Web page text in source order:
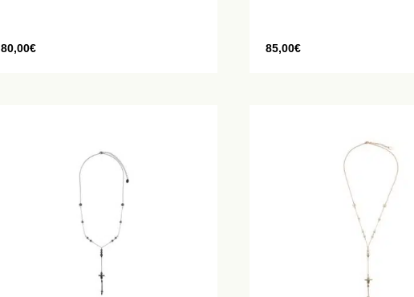
80,00€ 85,00€